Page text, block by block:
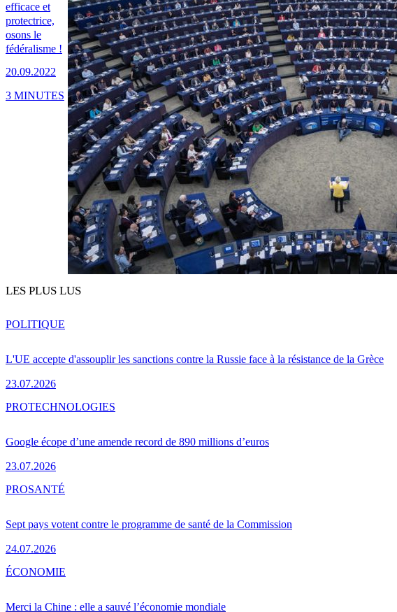
efficace et
protectrice,
osons le
fédéralisme !
20.09.2022
3 MINUTES
LES PLUS LUS
L'UE accepte d'assouplir les sanctions contre la Russie face à la résistance de la Grèce
23.07.2026
POLITIQUE
Google écope d’une amende record de 890 millions d’euros
23.07.2026
PROTECHNOLOGIES
Sept pays votent contre le programme de santé de la Commission
24.07.2026
PROSANTÉ
Merci la Chine : elle a sauvé l’économie mondiale
ÉCONOMIE